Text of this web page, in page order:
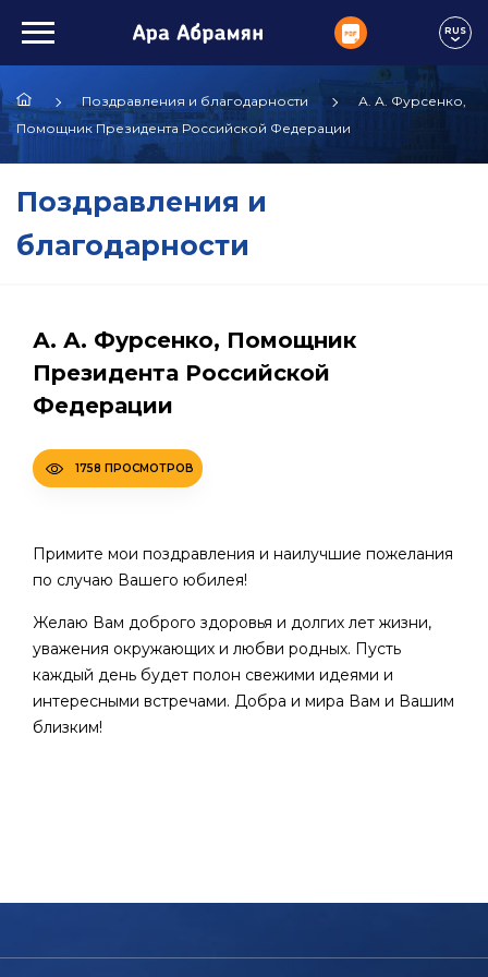
RUS
Поздравления и благодарности
А. А. Фурсенко,
Помощник Президента Российской Федерации
Поздравления и
благодарности
А. А. Фурсенко, Помощник
Президента Российской
Федерации
1758 ПРОСМОТРОВ
Примите мои поздравления и наилучшие пожелания
по случаю Вашего юбилея!
Желаю Вам доброго здоровья и долгих лет жизни,
уважения окружающих и любви родных. Пусть
каждый день будет полон свежими идеями и
интересными встречами. Добра и мира Вам и Вашим
близким!